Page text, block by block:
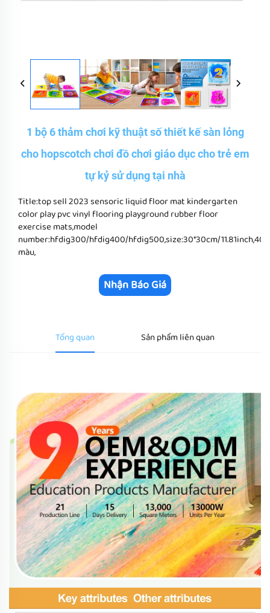
1 bộ 6 thảm chơi kỹ thuật số thiết kế sàn lỏng
cho hopscotch chơi đồ chơi giáo dục cho trẻ em
tự kỷ sử dụng tại nhà
Title:top sell 2023 sensoric liquid floor mat kindergarten
color play pvc vinyl flooring playground rubber floor
exercise mats,model
number:hfdig300/hfdig400/hfdig500,size:30*30cm/
màu,
Nhận Báo Giá
Tổng quan Sản phẩm liên quan